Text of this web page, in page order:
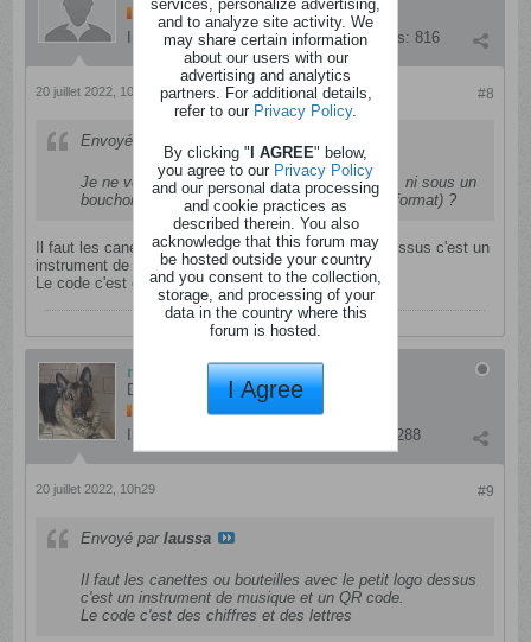
Inscription: septembre 2012 Messages: 816
#8
20 juillet 2022, 10h14
Envoyé par
Je ne vois aucun code sous un bouchon coca, ni sous un
bouchon fanta... il ressemble à quoi ce code (format) ?
Il faut les canettes ou bouteilles avec le petit logo dessus c'est un
instrument de musique et un QR code.
Le code c'est des chiffres et des lettres
missrevolver
Dingo
3288
#9
20 juillet 2022, 10h29
Envoyé parlaussa
Il faut les canettes ou bouteilles avec le petit logo dessus
c'est un instrument de musique et un QR code.
Le code c'est des chiffres et des lettres
and to analyze site activity. We
may share certain information
about our users with our
advertising and analytics
partners. For additional details,
refer to our Privacy Policy.
By clicking "I AGREE" below,
you agree to our Privacy Policy
and our personal data processing
and cookie practices as
described therein. You also
acknowledge that this forum may
be hosted outside your country
and you consent to the collection,
storage, and processing of your
data in the country where this
forum is hosted.
I Agree